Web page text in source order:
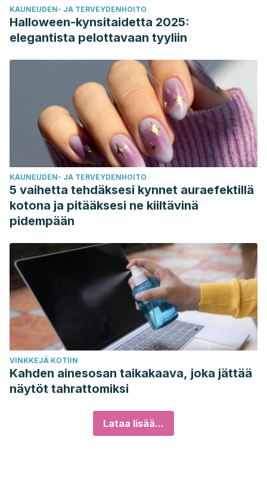
KAUNEUDEN- JA TERVEYDENHOITO
Halloween-kynsitaidetta 2025:
elegantista pelottavaan tyyliin
KAUNEUDEN- JA TERVEYDENHOITO
5 vaihetta tehdäksesi kynnet auraefektillä
kotona ja pitääksesi ne kiiltävinä
pidempään
VINKKEJÄ KOTIIN
Kahden ainesosan taikakaava, joka jättää
näytöt tahrattomiksi
Lataa lisää...